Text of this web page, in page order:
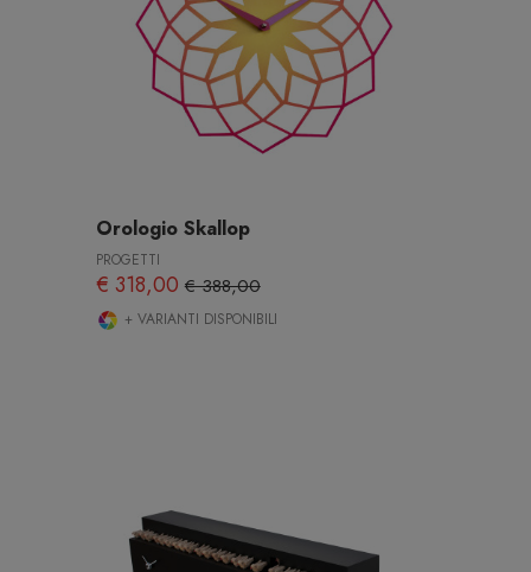
Orologio Skallop
PROGETTI
€ 318,00€ 388,00
+ VARIANTI DISPONIBILI